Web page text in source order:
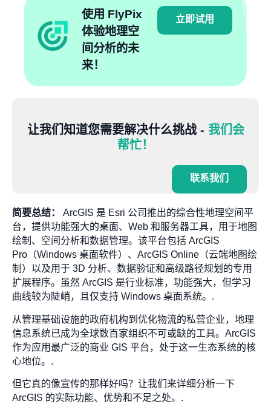
使用 FlyPix
体验地理空
间分析的未
来！
立即试用
让我们知道您需要解决什么挑战 - 我们会
帮忙！
联系我们
简要总结：
ArcGIS 是 Esri 公司推出的综合性地理空间平
台，提供功能强大的桌面、Web 和服务器工具，用于地图
绘制、空间分析和数据管理。该平台包括 ArcGIS
Pro（Windows 桌面软件）、ArcGIS Online（云端地图绘
制）以及用于 3D 分析、数据验证和高级路径规划的专用
扩展程序。虽然 ArcGIS 是行业标准，功能强大，但学习
曲线较为陡峭，且仅支持 Windows 桌面系统。.
从管理基础设施的政府机构到优化物流的私营企业，地理
信息系统已成为全球数百家组织不可或缺的工具。ArcGIS
作为应用最广泛的商业 GIS 平台，处于这一生态系统的核
心地位。.
但它真的像宣传的那样好吗？让我们来详细分析一下
ArcGIS 的实际功能、优势和不足之处。.